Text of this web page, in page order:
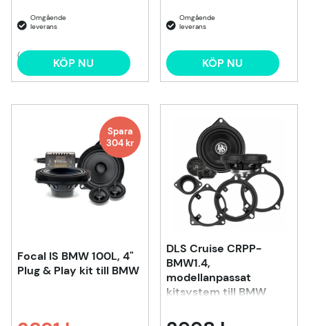
(4) KÖP NU KÖP NU
Spara
304kr
Focal IS BMW 100L, 4"
Plug & Play kit till BMW
DLS Cruise CRPP-
BMW1.4,
modellanpassat
kitsystem till BMW